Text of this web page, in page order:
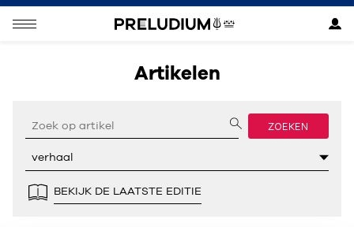
Artikelen
ZOEKEN
BEKIJK DE LAATSTE EDITIE